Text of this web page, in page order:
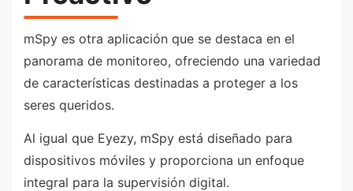
mSpy es otra aplicación que se destaca en el
panorama de monitoreo, ofreciendo una variedad
de características destinadas a proteger a los
seres queridos.
Al igual que Eyezy, mSpy está diseñado para
dispositivos móviles y proporciona un enfoque
integral para la supervisión digital.